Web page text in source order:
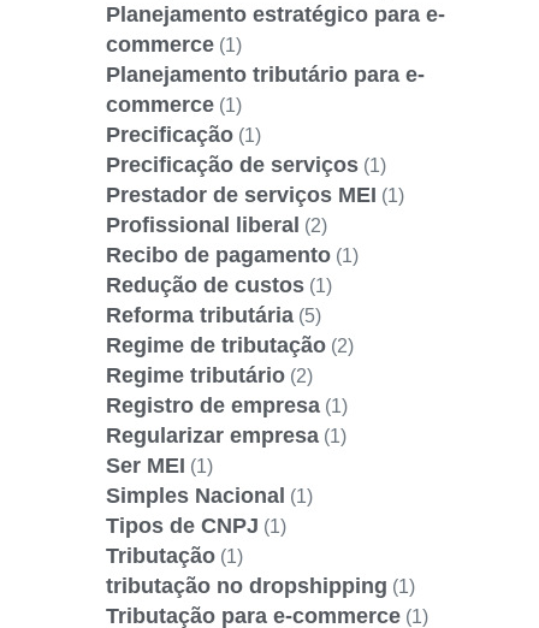
Planejamento estratégico para e-
commerce (1)
Planejamento tributário para e-
commerce (1)
Precificação (1)
Precificação de serviços (1)
Prestador de serviços MEI (1)
Profissional liberal (2)
Recibo de pagamento (1)
Redução de custos (1)
Reforma tributária (5)
Regime de tributação (2)
Regime tributário (2)
Registro de empresa (1)
Regularizar empresa (1)
Ser MEI (1)
Simples Nacional (1)
Tipos de CNPJ (1)
Tributação (1)
tributação no dropshipping (1)
Tributação para e-commerce (1)